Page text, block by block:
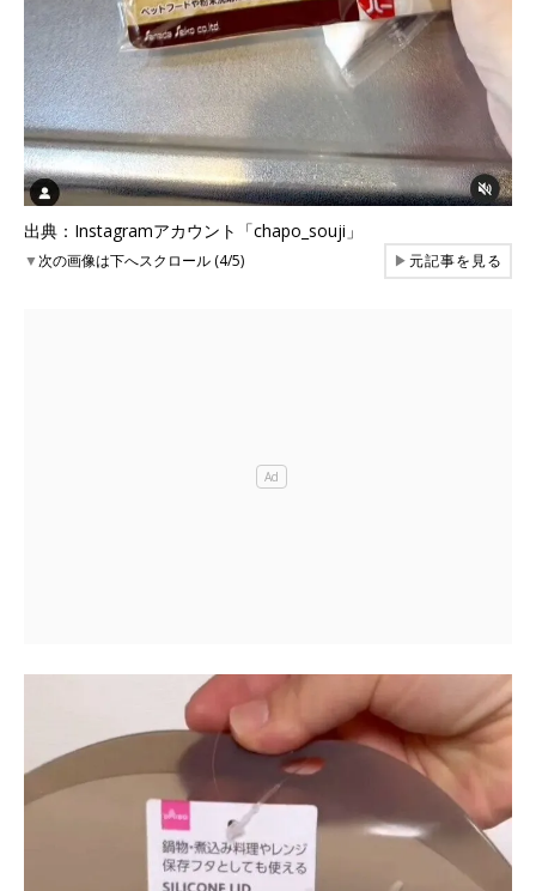
出典：Instagramアカウント「chapo_souji」
▼次の画像は下へスクロール (4/5) ▶元記事を見る